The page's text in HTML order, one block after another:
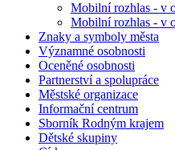
Mobilní rozhlas - v
Mobilní rozhlas - v
Znaky a symboly města
Významné osobnosti
Oceněné osobnosti
Partnerství a spolupráce
Městské organizace
Informační centrum
Sborník Rodným krajem
Dětské skupiny